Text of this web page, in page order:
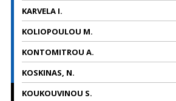
KARVELA I.
KOLIOPOULOU M.
KONTOMITROU A.
KOSKINAS, N.
KOUKOUVINOU S.